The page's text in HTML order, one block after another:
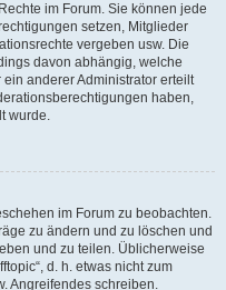
im Forum. Sie können jede
setzen, Mitglieder
vergeben usw. Die
davon abhängig, welche
anderer Administrator erteilt
haben,
wurde.
im Forum zu beobachten.
zu ändern und zu löschen und
und zu teilen. Üblicherweise
d. h. etwas nicht zum
Angreifendes schreiben.